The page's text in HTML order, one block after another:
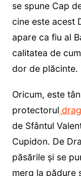
se spune Cap
cine este acest
apare ca fiu al
calitatea de
dor de plăcinte.
Oricum, este
protectorul
de Sfântul
Cupidon. De
păsările şi se
merg la pădure